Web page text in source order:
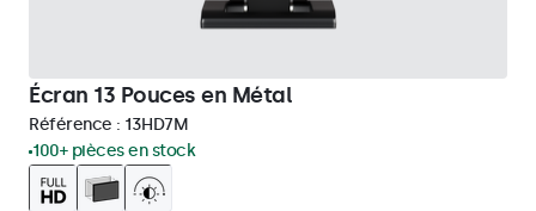
Écran 13 Pouces en Métal
Référence : 13HD7M
100+ pièces en stock